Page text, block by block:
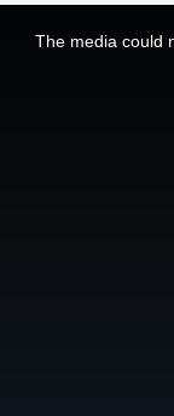
The media could